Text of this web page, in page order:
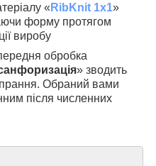
« RibKnit 1x1»
форму протягом
виробу
обробка
» зводить
прання. Обраний вами
після численних